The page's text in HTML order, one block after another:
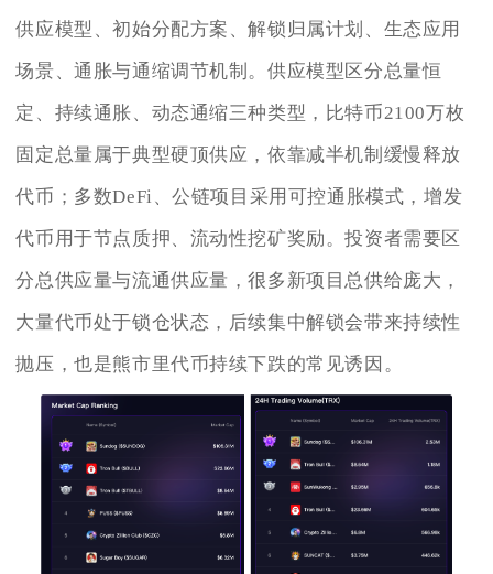
供应模型、初始分配方案、解锁归属计划、生态应用
场景、通胀与通缩调节机制。供应模型区分总量恒
定、持续通胀、动态通缩三种类型，比特币2100万枚
固定总量属于典型硬顶供应，依靠减半机制缓慢释放
代币；多数DeFi、公链项目采用可控通胀模式，增发
代币用于节点质押、流动性挖矿奖励。投资者需要区
分总供应量与流通供应量，很多新项目总供给庞大，
大量代币处于锁仓状态，后续集中解锁会带来持续性
抛压，也是熊市里代币持续下跌的常见诱因。